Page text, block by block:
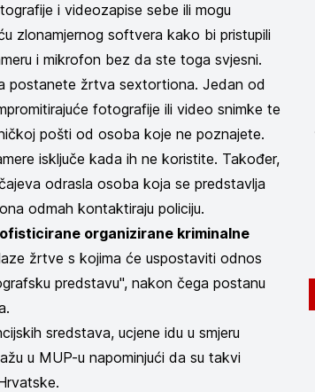
i videozapise sebe ili mogu
zlonamjernog softvera kako bi pristupili
i mikrofon bez da ste toga svjesni.
postanete žrtva sextortiona. Jedan od
fotografije ili video snimke te
pošti od osoba koje ne poznajete.
isključe kada ih ne koristite. Također,
odrasla osoba koja se predstavlja
odmah kontaktiraju policiju.
organizirane kriminalne
žrtve s kojima će uspostaviti odnos
predstavu", nakon čega postanu
sredstava, ucjene idu u smjeru
u MUP-u napominjući da su takvi